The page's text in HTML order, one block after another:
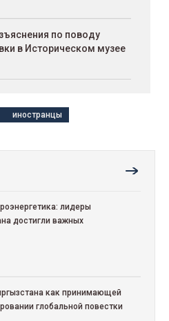
по поводу
в Историческом музее
иностранцы
лидеры
достигли важных
как принимающей
глобальной повестки